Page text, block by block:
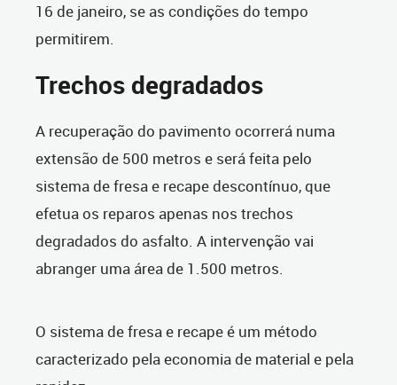
16 de janeiro, se as condições do tempo
permitirem.
Trechos degradados
A recuperação do pavimento ocorrerá numa
extensão de 500 metros e será feita pelo
sistema de fresa e recape descontínuo, que
efetua os reparos apenas nos trechos
degradados do asfalto. A intervenção vai
abranger uma área de 1.500 metros.
O sistema de fresa e recape é um método
caracterizado pela economia de material e pela